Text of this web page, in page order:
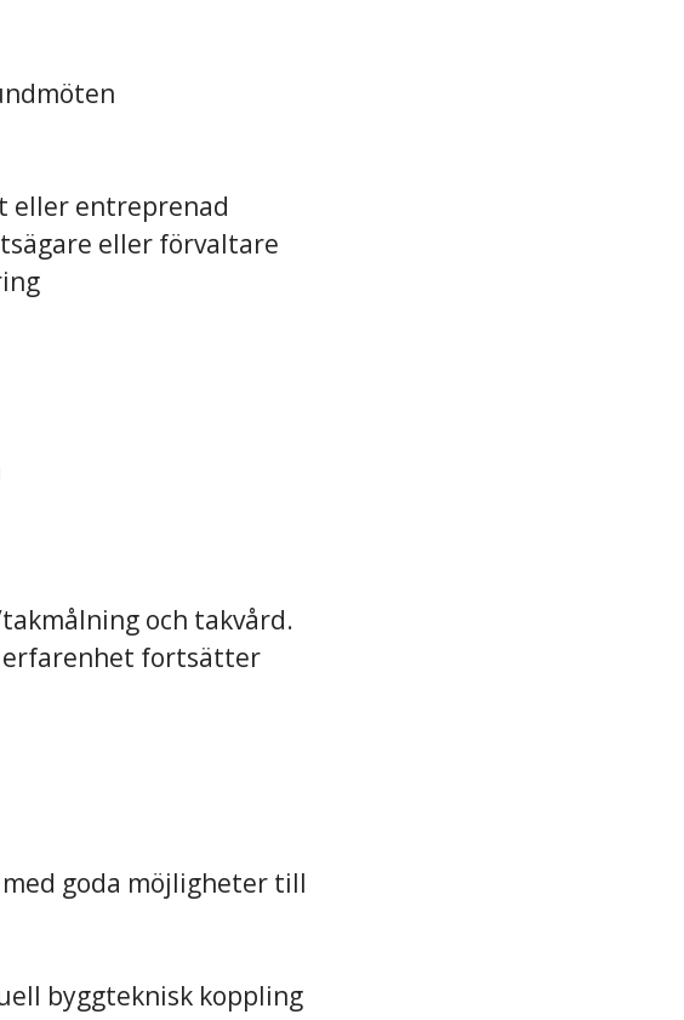
eller entreprenad
eller förvaltare
och takvård.
erfarenhet fortsätter
goda möjligheter till
byggteknisk koppling